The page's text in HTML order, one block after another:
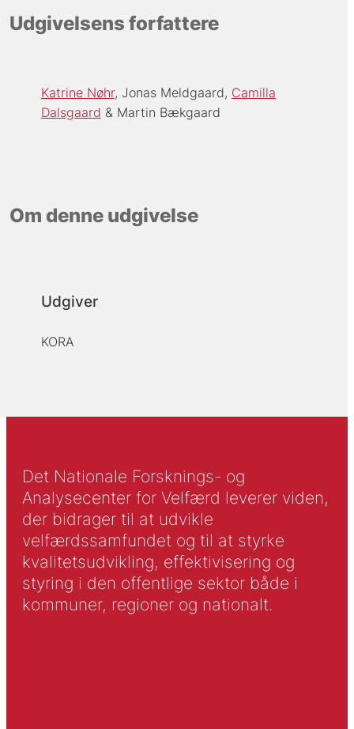
Udgivelsens forfattere
Katrine Nøhr Jonas Meldgaard Camilla
Dalsgaard
Martin Bækgaard
Om denne udgivelse
Udgiver
KORA
Det Nationale Forsknings- og
Analysecenter for Velfærd leverer viden,
der bidrager til at udvikle
velfærdssamfundet og til at styrke
kvalitetsudvikling, effektivisering og
styring i den offentlige sektor både i
kommuner, regioner og nationalt.